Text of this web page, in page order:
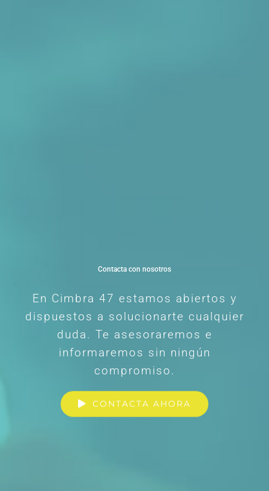
Contacta con nosotros
En Cimbra 47 estamos abiertos y
dispuestos a solucionarte cualquier
duda. Te asesoraremos e
informaremos sin ningún
compromiso.
CONTACTA AHORA